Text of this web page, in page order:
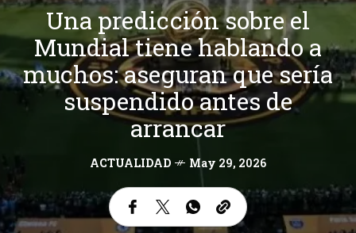
Una predicción sobre el
Mundial tiene hablando a
muchos: aseguran que sería
suspendido antes de
arrancar
ACTUALIDAD May 29, 2026